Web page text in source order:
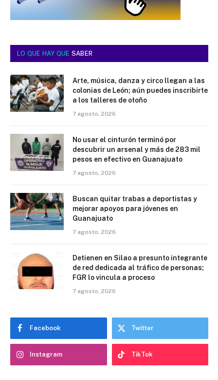
LO QUE HAY QUE SABER
Arte, música, danza y circo llegan a las
colonias de León; aún puedes inscribirte
a los talleres de otoño
7 agosto, 2026
No usar el cinturón terminó por
descubrir un arsenal y más de 283 mil
pesos en efectivo en Guanajuato
7 agosto, 2026
Buscan quitar trabas a deportistas y
mejorar apoyos para jóvenes en
Guanajuato
7 agosto, 2026
Detienen en Silao a presunto integrante
de red dedicada al tráfico de personas;
FGR lo vincula a proceso
7 agosto, 2026
Facebook Twitter
Instagram TikTok